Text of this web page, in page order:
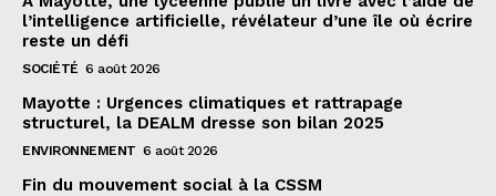
l’intelligence artificielle, révélateur d’une île où écrire
reste un défi
SOCIÉTÉ 6 août 2026
Mayotte : Urgences climatiques et rattrapage
structurel, la DEALM dresse son bilan 2025
ENVIRONNEMENT 6 août 2026
Fin du mouvement social à la CSSM